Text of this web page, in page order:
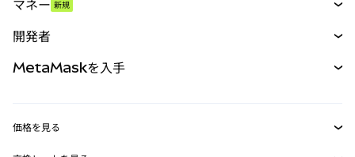
パーペチュアル
RWA
マネー 新規
開発者
MetaMaskを入手
価格を見る